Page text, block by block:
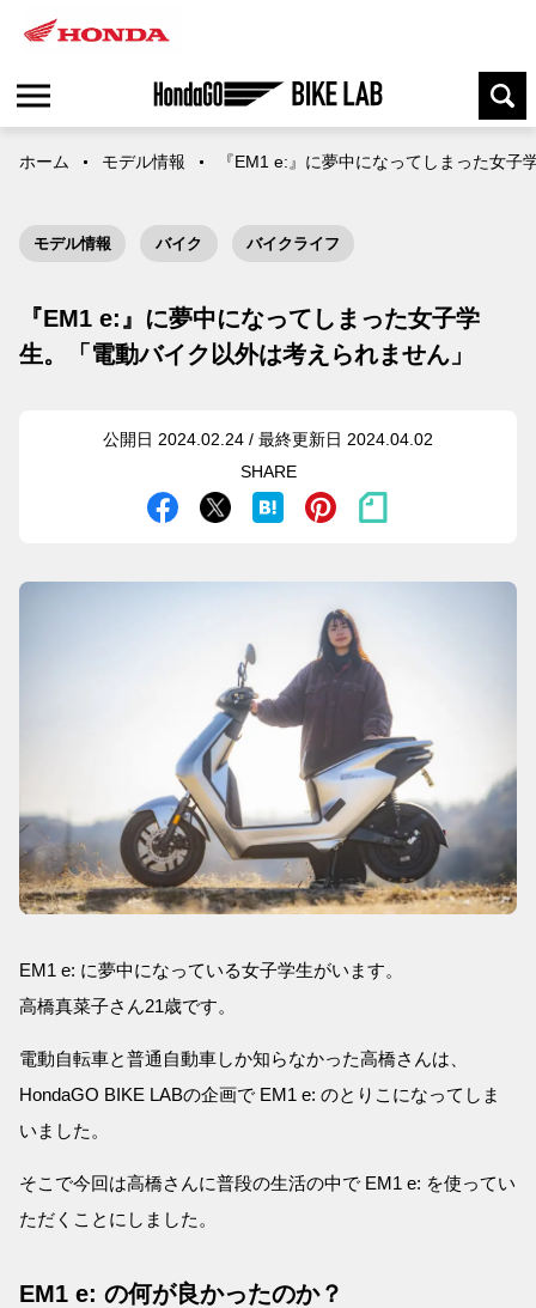
ホーム モデル情報 『EM1 e:』に夢中になってしまった女
モデル情報 バイク バイクライフ
『EM1 e:』に夢中になってしまった女子学
生。「電動バイク以外は考えられません」
公開日 2024.02.24 / 最終更新日 2024.04.02
SHARE
EM1 e: に夢中になっている女子学生がいます。
高橋真菜子さん21歳です。
電動自転車と普通自動車しか知らなかった高橋さんは、
HondaGO BIKE LABの企画で EM1 e: のとりこになってしま
いました。
そこで今回は高橋さんに普段の生活の中で EM1 e: を使ってい
ただくことにしました。
EM1 e: の何が良かったのか？